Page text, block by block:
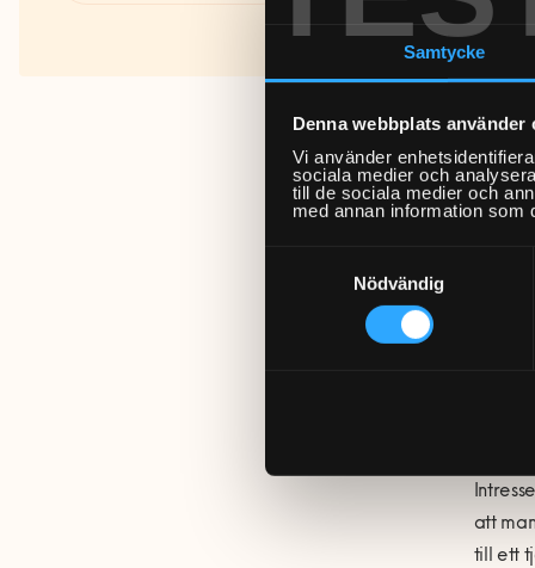
Samtycke
Denna webbplats använder
Vi använder
sociala medier och
till de sociala medier och
med annan information som
Nödvändig
Inom
vår
satts
Det
att
till ett